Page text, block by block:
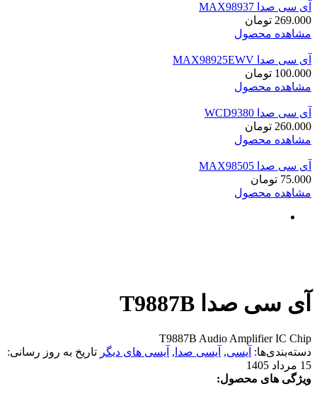
آی سی صدا MAX98937
269.000 تومان
مشاهده محصول
آی سی صدا MAX98925EWV
100.000 تومان
مشاهده محصول
آی سی صدا WCD9380
260.000 تومان
مشاهده محصول
آی سی صدا MAX98505
75.000 تومان
مشاهده محصول
آی سی صدا T9887B
T9887B Audio Amplifier IC Chip
دسته‌بندی‌ها: آیسی, آیسی صدا , آیسی های دیگر تاریخ به روز رسانی:
15 مرداد 1405
ویژگی های محصول: